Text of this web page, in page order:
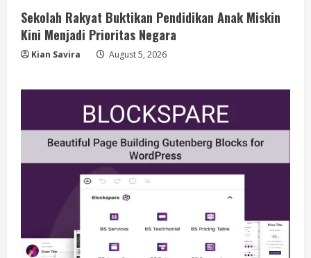
Sekolah Rakyat Buktikan Pendidikan Anak Miskin
Kini Menjadi Prioritas Negara
Kian Savira August 5, 2026